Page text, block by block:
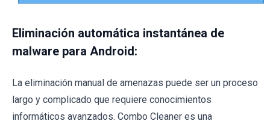
Eliminación automática instantánea de
malware para Android:
La eliminación manual de amenazas puede ser un proceso
largo y complicado que requiere conocimientos
informáticos avanzados. Combo Cleaner es una